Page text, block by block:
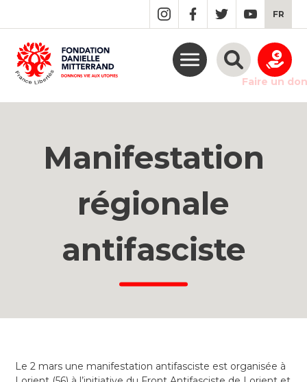
MAIN
CONTENT
FR
Faire un don
Manifestation
régionale
antifasciste
Le 2 mars une manifestation antifasciste est organisée à